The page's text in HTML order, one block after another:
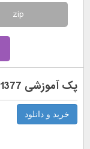
zip
پک آموزشی 1377
خرید و دانلود